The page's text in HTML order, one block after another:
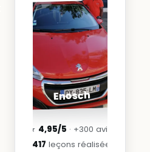
Enosch
★ 4,95/5 · +300 avis
3 417 leçons réalisées